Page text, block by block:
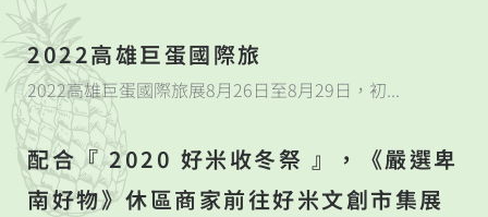
2022高雄巨蛋國際旅
2022高雄巨蛋國際旅展8月26日至8月29日，初...
配合『 2020 好米收冬祭 』，《嚴選卑
南好物》休區商家前往好米文創市集展